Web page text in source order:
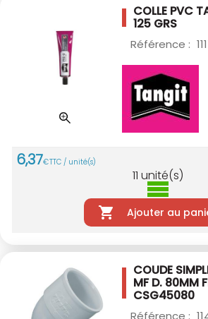
COLLE PVC
125 GRS
Référence :
6,37€TTC / unité(s)
11 unité(s)
Ajouter au
COUDE
MF D. 80MM
CSG45080
Référence :